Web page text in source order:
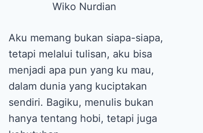
Wiko Nurdian
Aku memang bukan siapa-siapa,
tetapi melalui tulisan, aku bisa
menjadi apa pun yang ku mau,
dalam dunia yang kuciptakan
sendiri. Bagiku, menulis bukan
hanya tentang hobi, tetapi juga